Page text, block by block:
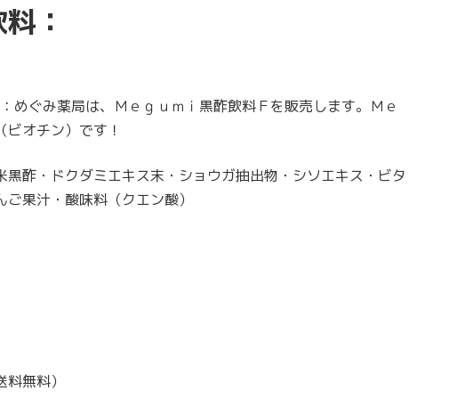
：
ぐみ薬局は、Ｍｅｇｕｍｉ黒酢飲料Ｆを販売します。Ｍｅ
オチン）です！
酢・ドクダミエキス末・ショウガ抽出物・シソエキス・ビタ
果汁・酸味料（クエン酸）
無料）